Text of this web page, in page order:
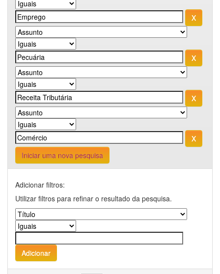
Iniciar uma nova pesquisa
Adicionar filtros:
Utilizar filtros para refinar o resultado da pesquisa.